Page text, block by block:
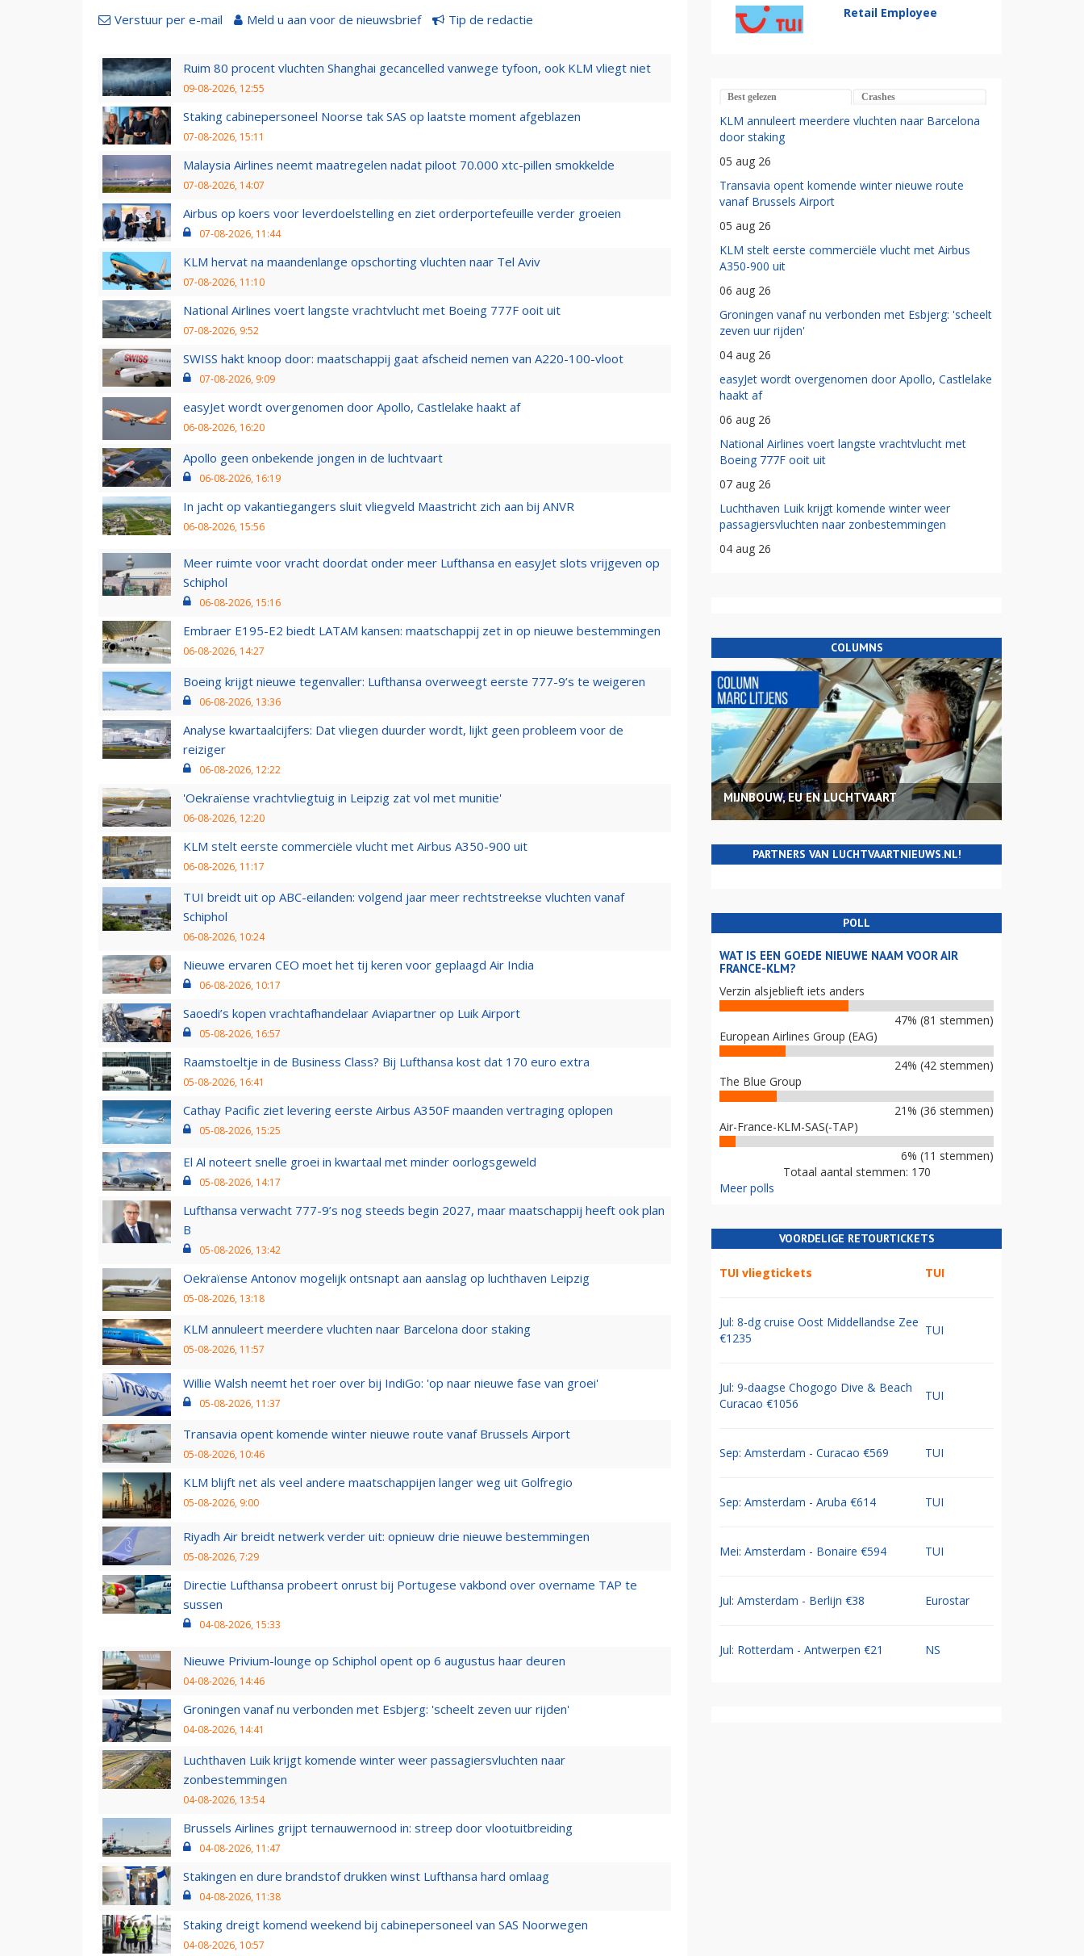
Verstuur per e-mail Meld u aan voor de nieuwsbrief Tip de redactie
Ruim 80 procent vluchten Shanghai gecancelled vanwege tyfoon, ook KLM vliegt niet
09-08-2026, 12:55
Staking cabinepersoneel Noorse tak SAS op laatste moment afgeblazen
07-08-2026, 15:11
Malaysia Airlines neemt maatregelen nadat piloot 70.000 xtc-pillen smokkelde
07-08-2026, 14:07
Airbus op koers voor leverdoelstelling en ziet orderportefeuille verder groeien
07-08-2026, 11:44
KLM hervat na maandenlange opschorting vluchten naar Tel Aviv
07-08-2026, 11:10
National Airlines voert langste vrachtvlucht met Boeing 777F ooit uit
07-08-2026, 9:52
SWISS hakt knoop door: maatschappij gaat afscheid nemen van A220-100-vloot
07-08-2026, 9:09
easyJet wordt overgenomen door Apollo, Castlelake haakt af
06-08-2026, 16:20
Apollo geen onbekende jongen in de luchtvaart
06-08-2026, 16:19
In jacht op vakantiegangers sluit vliegveld Maastricht zich aan bij ANVR
06-08-2026, 15:56
Meer ruimte voor vracht doordat onder meer Lufthansa en easyJet slots vrijgeven op
Schiphol
06-08-2026, 15:16
Embraer E195-E2 biedt LATAM kansen: maatschappij zet in op nieuwe bestemmingen
06-08-2026, 14:27
Boeing krijgt nieuwe tegenvaller: Lufthansa overweegt eerste 777-9’s te weigeren
06-08-2026, 13:36
Analyse kwartaalcijfers: Dat vliegen duurder wordt, lijkt geen probleem voor de
reiziger
06-08-2026, 12:22
'Oekraïense vrachtvliegtuig in Leipzig zat vol met munitie'
06-08-2026, 12:20
KLM stelt eerste commerciële vlucht met Airbus A350-900 uit
06-08-2026, 11:17
TUI breidt uit op ABC-eilanden: volgend jaar meer rechtstreekse vluchten vanaf
Schiphol
06-08-2026, 10:24
Nieuwe ervaren CEO moet het tij keren voor geplaagd Air India
06-08-2026, 10:17
Saoedi’s kopen vrachtafhandelaar Aviapartner op Luik Airport
05-08-2026, 16:57
Raamstoeltje in de Business Class? Bij Lufthansa kost dat 170 euro extra
05-08-2026, 16:41
Cathay Pacific ziet levering eerste Airbus A350F maanden vertraging oplopen
05-08-2026, 15:25
El Al noteert snelle groei in kwartaal met minder oorlogsgeweld
05-08-2026, 14:17
Lufthansa verwacht 777-9’s nog steeds begin 2027, maar maatschappij heeft ook plan
B
05-08-2026, 13:42
Oekraïense Antonov mogelijk ontsnapt aan aanslag op luchthaven Leipzig
05-08-2026, 13:18
KLM annuleert meerdere vluchten naar Barcelona door staking
05-08-2026, 11:57
Willie Walsh neemt het roer over bij IndiGo: 'op naar nieuwe fase van groei'
05-08-2026, 11:37
Transavia opent komende winter nieuwe route vanaf Brussels Airport
05-08-2026, 10:46
KLM blijft net als veel andere maatschappijen langer weg uit Golfregio
05-08-2026, 9:00
Riyadh Air breidt netwerk verder uit: opnieuw drie nieuwe bestemmingen
05-08-2026, 7:29
Directie Lufthansa probeert onrust bij Portugese vakbond over overname TAP te
sussen
04-08-2026, 15:33
Nieuwe Privium-lounge op Schiphol opent op 6 augustus haar deuren
04-08-2026, 14:46
Groningen vanaf nu verbonden met Esbjerg: 'scheelt zeven uur rijden'
04-08-2026, 14:41
Luchthaven Luik krijgt komende winter weer passagiersvluchten naar
zonbestemmingen
04-08-2026, 13:54
Brussels Airlines grijpt ternauwernood in: streep door vlootuitbreiding
04-08-2026, 11:47
Stakingen en dure brandstof drukken winst Lufthansa hard omlaag
04-08-2026, 11:38
Staking dreigt komend weekend bij cabinepersoneel van SAS Noorwegen
04-08-2026, 10:57
Retail Employee
Best gelezen Crashes
KLM annuleert meerdere vluchten naar Barcelona
door staking
05 aug 26
Transavia opent komende winter nieuwe route
vanaf Brussels Airport
05 aug 26
KLM stelt eerste commerciële vlucht met Airbus
A350-900 uit
06 aug 26
Groningen vanaf nu verbonden met Esbjerg: 'scheelt
zeven uur rijden'
04 aug 26
easyJet wordt overgenomen door Apollo, Castlelake
haakt af
06 aug 26
National Airlines voert langste vrachtvlucht met
Boeing 777F ooit uit
07 aug 26
Luchthaven Luik krijgt komende winter weer
passagiersvluchten naar zonbestemmingen
04 aug 26
COLUMNS
MIJNBOUW, EU EN LUCHTVAART
PARTNERS VAN LUCHTVAARTNIEUWS.NL!
POLL
WAT IS EEN GOEDE NIEUWE NAAM VOOR AIR
FRANCE-KLM?
Verzin alsjeblieft iets anders
47% (81 stemmen)
European Airlines Group (EAG)
24% (42 stemmen)
The Blue Group
21% (36 stemmen)
Air-France-KLM-SAS(-TAP)
6% (11 stemmen)
Totaal aantal stemmen: 170
Meer polls
VOORDELIGE RETOURTICKETS
TUI vliegtickets TUI
Jul: 8-dg cruise Oost Middellandse Zee
€1235
TUI
Jul: 9-daagse Chogogo Dive & Beach
Curacao €1056
TUI
Sep: Amsterdam - Curacao €569 TUI
Sep: Amsterdam - Aruba €614 TUI
Mei: Amsterdam - Bonaire €594 TUI
Jul: Amsterdam - Berlijn €38 Eurostar
Jul: Rotterdam - Antwerpen €21 NS